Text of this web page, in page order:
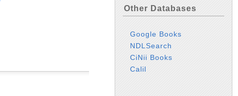
Other Databases
Google Books
NDLSearch
CiNii Books
Calil